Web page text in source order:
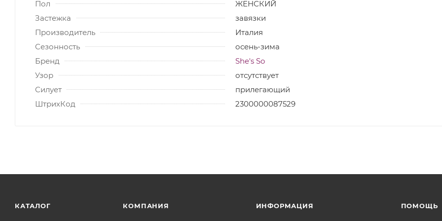
Пол
ЖЕНСКИЙ
Застежка
завязки
Производитель
Италия
Сезонность
осень-зима
Бренд
She's So
Узор
отсутствует
Силует
прилегающий
ШтрихКод
2300000087529
КАТАЛОГ КОМПАНИЯ ИНФОРМАЦИЯ ПОМОЩЬ